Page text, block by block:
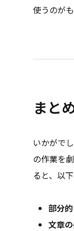
使うのが
まと
いかがで
の作業を
ると、以
部分
文章